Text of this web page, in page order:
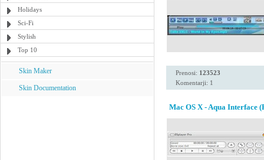
Holidays
Sci-Fi
Stylish
Top 10
Skin Maker
Skin Documentation
Prenosi: 123523
Komentarji: 1
Mac OS X - Aqua Interface